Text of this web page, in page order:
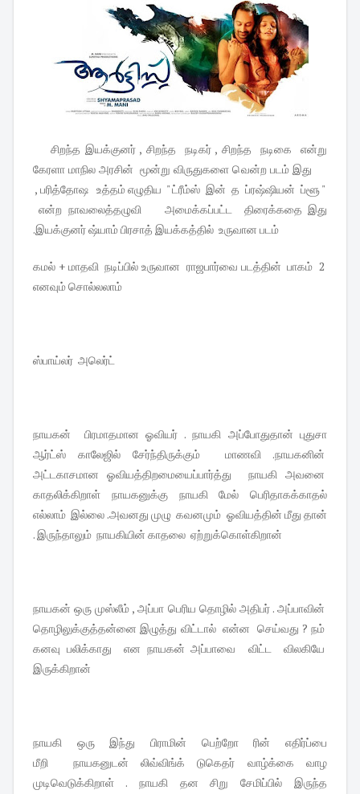
சிறந்த இயக்குனர் , சிறந்த நடிகர் , சிறந்த நடிகை என்று
கேரளா மாநில அரசின் மூன்று விருதுகளை வென்ற படம் இது
, பரித்தோஷ உத்தம் எழுதிய " ட்ரீம்ஸ் இன் த ப்ரஷ்ஷியன் ப்ளூ "
என்ற நாவலைத்தழுவி அமைக்கப்பட்ட திரைக்கதை இது
.இயக்குனர் ஷ்யாம் பிரசாத் இயக்கத்தில் உருவான படம்
கமல் + மாதவி நடிப்பில் உருவான ராஜபார்வை படத்தின் பாகம் 2
எனவும் சொல்லலாம்
ஸ்பாய்லர் அலெர்ட்
நாயகன் பிரமாதமான ஓவியர் . நாயகி அப்போதுதான் புதுசா
ஆர்ட்ஸ் காலேஜில் சேர்ந்திருக்கும் மாணவி .நாயகனின்
அட்டகாசமான ஓவியத்திறமையைப்பார்த்து நாயகி அவனை
காதலிக்கிறாள் நாயகனுக்கு நாயகி மேல் பெரிதாகக்காதல்
எல்லாம் இல்லை .அவனது முழு கவனமும் ஓவியத்தின் மீது தான்
. இருந்தாலும் நாயகியின் காதலை ஏற்றுக்கொள்கிறான்
நாயகன் ஒரு முஸ்லீம் , அப்பா பெரிய தொழில் அதிபர் . அப்பாவின்
தொழிலுக்குத்தன்னை இழுத்து விட்டால் என்ன செய்வது ? நம்
கனவு பலிக்காது என நாயகன் அப்பாவை விட்ட விலகியே
இருக்கிறான்
நாயகி ஒரு இந்து பிராமின் பெற்றோ ரின் எதிர்ப்பை
மீறி நாயகனுடன் லிவ்விங்க் டுகெதர் வாழ்க்கை வாழ
முடிவெடுக்கிறாள் . நாயகி தன சிறு சேமிப்பில் இருந்த